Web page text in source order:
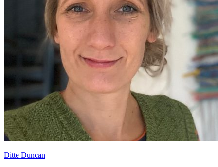
Ditte Duncan